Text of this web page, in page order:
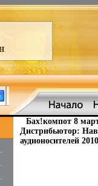
Бах!компот 8
Дистрибьютор:
аудионосителей